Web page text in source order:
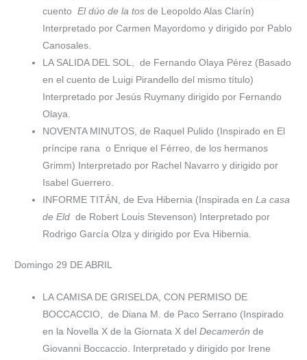
cuento
El dúo de la tos de Leopoldo Alas Clarín)
Interpretado por Carmen Mayordomo y dirigido por Pablo
Canosales.
LA SALIDA DEL SOL,
de Fernando Olaya Pérez (Basado
en el cuento de Luigi Pirandello del mismo título)
Interpretado por Jesús Ruymany dirigido por Fernando
Olaya.
NOVENTA MINUTOS, de Raquel Pulido (Inspirado en El
príncipe rana
o Enrique el Férreo, de los hermanos
Grimm) Interpretado por Rachel Navarro y dirigido por
Isabel Guerrero.
INFORME TITÁN, de Eva Hibernia (Inspirada enLa casa
de Eld de Robert Louis Stevenson) Interpretado por
Rodrigo García Olza y dirigido por Eva Hibernia.
Domingo 29 DE ABRIL
LA CAMISA DE GRISELDA, CON PERMISO DE
BOCCACCIO,
de Diana M. de Paco Serrano (Inspirado
en la Novella X de la Giornata X delDecamerón de
Giovanni Boccaccio. Interpretado y dirigido por Irene